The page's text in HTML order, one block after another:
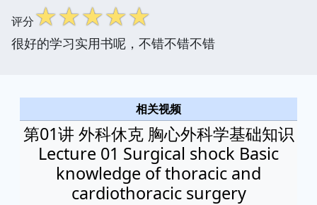
评分☆☆☆☆☆
很好的学习实用书呢，不错不错不错
相关视频
第01讲 外科休克 胸心外科学基础知识
Lecture 01 Surgical shock Basic
knowledge of thoracic and
cardiothoracic surgery